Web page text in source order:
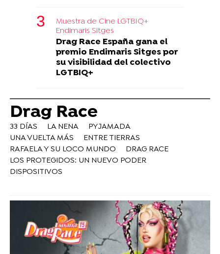
Muestra de Cine LGTBIQ+
Endimaris Sitges
Drag Race España gana el
premio Endimaris Sitges por
su visibilidad del colectivo
LGTBIQ+
Drag Race
33 DÍAS LA NENA
PYJAMADA
UNA VUELTA MÁS
ENTRE TIERRAS
RAFAELA Y SU LOCO MUNDO
DRAG RACE
LOS PROTEGIDOS: UN NUEVO PODER
DISPOSITIVOS